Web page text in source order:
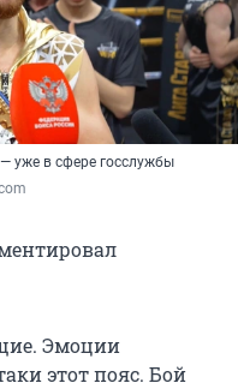
уже в сфере госслужбы
Эмоции
этот пояс. Бой